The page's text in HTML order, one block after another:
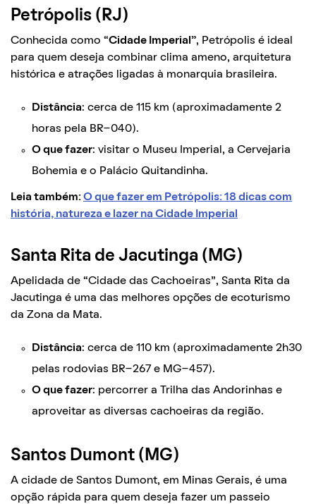
Petrópolis (RJ)
Conhecida como “Cidade Imperial”, Petrópolis é ideal
para quem deseja combinar clima ameno, arquitetura
histórica e atrações ligadas à monarquia brasileira.
Distância: cerca de 115 km (aproximadamente 2
horas pela BR-040).
O que fazer: visitar o Museu Imperial, a Cervejaria
Bohemia e o Palácio Quitandinha.
Leia também: O que fazer em Petrópolis: 18 dicas com
história, natureza e lazer na Cidade Imperial
Santa Rita de Jacutinga (MG)
Apelidada de “Cidade das Cachoeiras”, Santa Rita da
Jacutinga é uma das melhores opções de ecoturismo
da Zona da Mata.
Distância: cerca de 110 km (aproximadamente 2h30
pelas rodovias BR-267 e MG-457).
O que fazer: percorrer a Trilha das Andorinhas e
aproveitar as diversas cachoeiras da região.
Santos Dumont (MG)
A cidade de Santos Dumont, em Minas Gerais, é uma
opção rápida para quem deseja fazer um passeio